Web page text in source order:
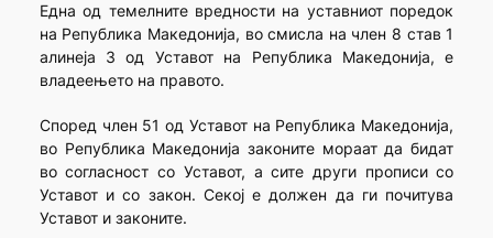
Една од темелните вредности на уставниот поредок
на Република Македонија, во смисла на член 8 став 1
алинеја 3 од Уставот на Република Македонија, е
владеењето на правото.
Според член 51 од Уставот на Република Македонија,
во Република Македонија законите мораат да бидат
во согласност со Уставот, а сите други прописи со
Уставот и со закон. Секој е должен да ги почитува
Уставот и законите.